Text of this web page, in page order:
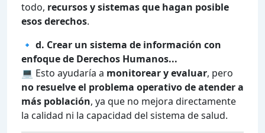
todo, recursos y sistemas que hagan posible
esos derechos.
🔹 d. Crear un sistema de información con
enfoque de Derechos Humanos...
💻 Esto ayudaría a monitorear y evaluar, pero
no resuelve el problema operativo de atender a
más población, ya que no mejora directamente
la calidad ni la capacidad del sistema de salud.